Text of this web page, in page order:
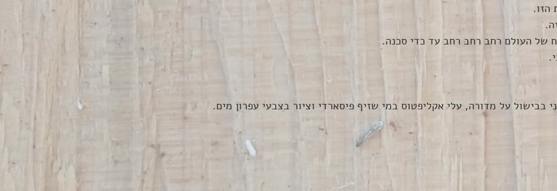
הזו.
של העולם רחב רחב רחב עד כדי סכנה.
בבישול על מדורה, עלי אקליפטוס במי שזיף פיסארדי וציור בצבעי עפרון מים.